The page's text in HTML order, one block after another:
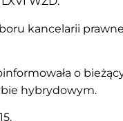
kancelarii
o
hybrydowym.